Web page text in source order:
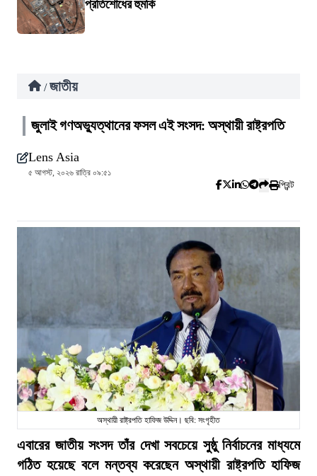
প্রতিশোধের হুমকি
/ জাতীয়
জুলাই গণঅভ্যুত্থানের ফসল এই সংসদ: অস্থায়ী রাষ্ট্রপতি
Lens Asia
৫ আগস্ট, ২০২৬ রাত্রি ০৯:৫১
প্রিন্ট
অস্থায়ী রাষ্ট্রপতি হাফিজ উদ্দিন। ছবি: সংগৃহীত
এবারের জাতীয় সংসদ তাঁর দেখা সবচেয়ে সুষ্ঠু নির্বাচনের মাধ্যমে
গঠিত হয়েছে বলে মন্তব্য করেছেন অস্থায়ী রাষ্ট্রপতি হাফিজ